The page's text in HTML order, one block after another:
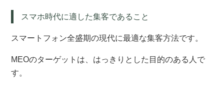
スマホ時代に適した集客であること
スマートフォン全盛期の現代に最適な集客方法です。
MEOのターゲットは、はっきりとした目的のある人で
す。